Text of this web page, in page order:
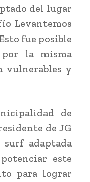
del lugar
Levantemos
fue posible
por la misma
vulnerables y
de
de JG
adaptada
este
para lograr